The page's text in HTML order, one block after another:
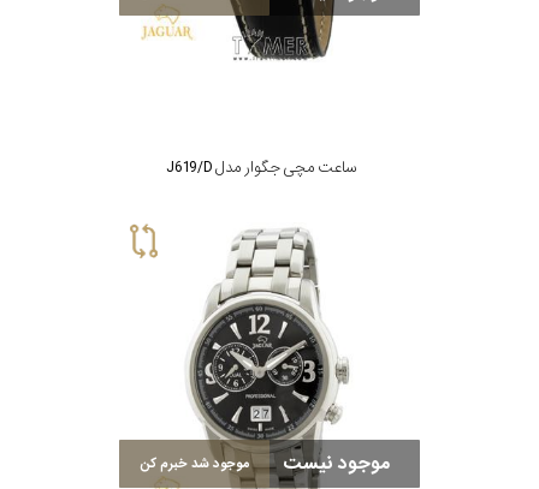
ساعت مچی جگوار مدل J619/D
موجود نیست موجود شد خبرم کن